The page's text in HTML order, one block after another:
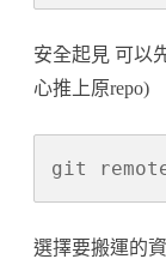
安全起見 可以
心推上原repo)
選擇要搬運的